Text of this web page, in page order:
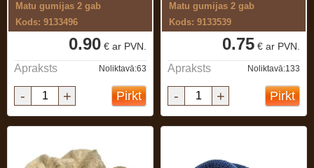
Matu gumijas 2 gab
Kods: 9133496
0.90 € ar PVN.
Apraksts Noliktavā:63
- + Pirkt
Matu gumijas 2 gab
Kods: 9133539
0.75 € ar PVN.
Apraksts Noliktavā:133
- + Pirkt